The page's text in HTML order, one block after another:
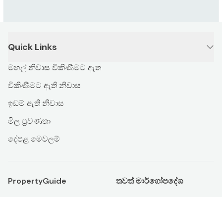
Quick Links
මහල් නිවාස විකිණීමට ඇත
විකිණීමට ඇති නිවාස
ඉඩම් ඇති නිවාස
මිල ප්‍රවණතා
දේපළ මෙවලම්
PropertyGuide තවත් මාර්ගෝපදේශ